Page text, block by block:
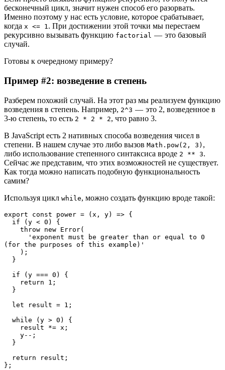
бесконечный цикл, значит нужен способ его разорвать.
Именно поэтому у нас есть условие, которое срабатывает,
когда x <= 1. При достижении этой точки мы перестаем
рекурсивно вызывать функцию factorial — это базовый
случай.
Готовы к очередному примеру?
Пример #2: возведение в степень
Разберем похожий случай. На этот раз мы реализуем функцию
возведения в степень. Например, 2^3 — это 2, возведенное в
3-ю степень, то есть 2 * 2 * 2, что равно 3.
В JavaScript есть 2 нативных способа возведения чисел в
степени. В нашем случае это либо вызов Math.pow(2, 3) ,
либо использование степенного синтаксиса вроде 2 ** 3.
Сейчас же представим, что этих возможностей не существует.
Как тогда можно написать подобную функциональность
самим?
Используя цикл while, можно создать функцию вроде такой:
export const power = (x, y) => {
  if (y < 0) {
    throw new Error(
(for the purposes of this example)'
    );
  }
  if (y === 0) {
    return 1;
  }
  let result = 1;
  while (y > 0) {
    result *= x;
    y--;
  }
  return result;
};